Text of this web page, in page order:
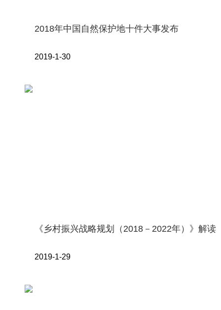
2018年中国自然保护地十件大事发布
2019-1-30
《乡村振兴战略规划（2018－2022年）》解读
2019-1-29